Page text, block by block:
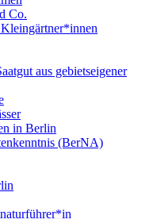
Co.
aus gebietseigener
in Berlin
(BerNA)